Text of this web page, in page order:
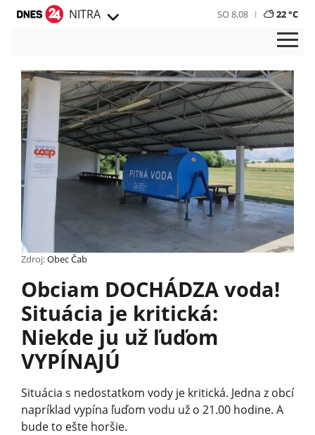
NITRA SO 8.08 22 °C
Zdroj:Obec Čab
Obciam DOCHÁDZA voda!
Situácia je kritická:
Niekde ju už ľuďom
VYPÍNAJÚ
Situácia s nedostatkom vody je kritická. Jedna z obcí
napríklad vypína ľuďom vodu už o 21.00 hodine. A
bude to ešte horšie.